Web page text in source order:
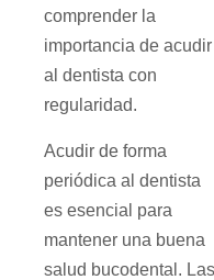
comprender la
importancia de acudir
al dentista con
regularidad.
Acudir de forma
periódica al dentista
es esencial para
mantener una buena
salud bucodental. Las